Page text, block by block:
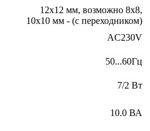
12х12 мм, возможно 8х8,
10х10 мм - (с переходником)
AC230V
50...60Гц
7/2 Вт
10.0 ВА